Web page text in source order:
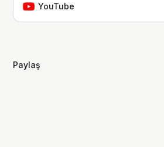
çocukluğumdan beri tutkunu olduğum
de bana eşlik etmek isterseniz,
YouTube
Paylaş